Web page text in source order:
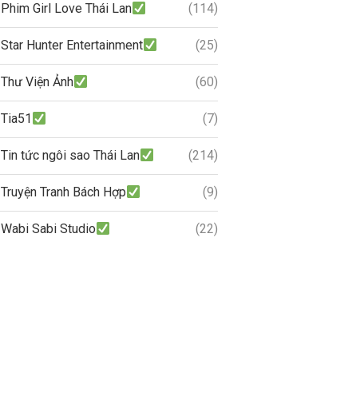
Phim Girl Love Thái Lan (114)
Star Hunter Entertainment (25)
Thư Viện Ảnh (60)
Tia51 (7)
Tin tức ngôi sao Thái Lan (214)
Truyện Tranh Bách Hợp (9)
Wabi Sabi Studio (22)